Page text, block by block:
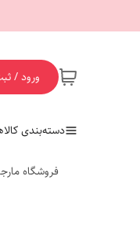
ورود /
دسته‌بندی
فروشگاه